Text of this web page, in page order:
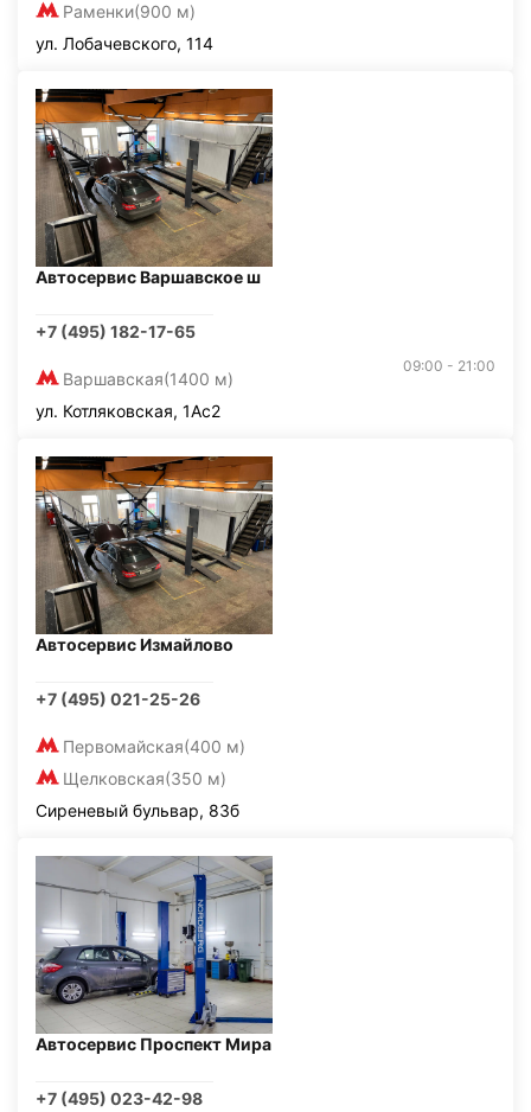
Раменки(900 м)
ул. Лобачевского, 114
Автосервис Варшавское ш
+7 (495) 182-17-65
Варшавская(1400 м)
09:00 - 21:00
ул. Котляковская, 1Ас2
Автосервис Измайлово
+7 (495) 021-25-26
Первомайская(400 м)
Щелковская(350 м)
Сиреневый бульвар, 83б
Автосервис Проспект Мира
+7 (495) 023-42-98